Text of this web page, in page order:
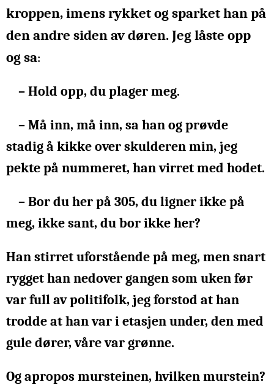
kroppen, imens rykket og sparket han på
den andre siden av døren. Jeg låste opp
og sa:
– Hold opp, du plager meg.
– Må inn, må inn, sa han og prøvde
stadig å kikke over skulderen min, jeg
pekte på nummeret, han virret med hodet.
– Bor du her på 305, du ligner ikke på
meg, ikke sant, du bor ikke her?
Han stirret uforstående på meg, men snart
rygget han nedover gangen som uken før
var full av politifolk, jeg forstod at han
trodde at han var i etasjen under, den med
gule dører, våre var grønne.
Og apropos mursteinen, hvilken murstein?